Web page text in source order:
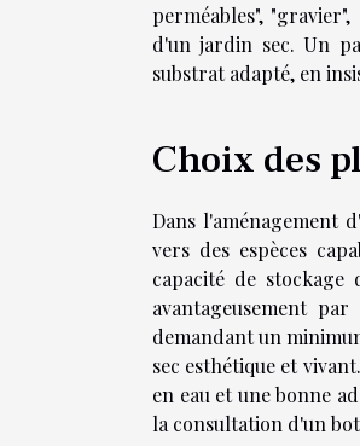
perméables",
d'un jardin sec. Un
substrat adapté, en
Choix des
Dans l'aménagement
vers des espèces
capacité de stockage
avantageusement
demandant un
sec esthétique et
en eau et une bonne
la consultation d'un